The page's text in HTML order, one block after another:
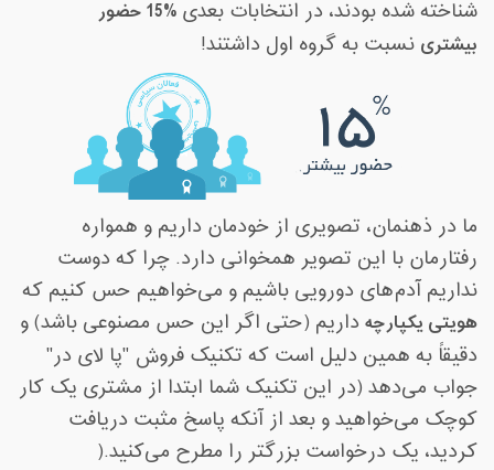
شناخته شده بودند، در انتخابات بعدی
15% حضور
بیشتری نسبت به گروه اول داشتند!
ما در ذهنمان، تصویری از خودمان داریم و همواره
رفتارمان با این تصویر همخوانی دارد. چرا که دوست
نداریم آدم‌های دورویی باشیم و می‌خواهیم حس کنیم که
هویتی یکپارچه داریم (حتی اگر این حس مصنوعی باشد) و
دقیقاً به همین دلیل است که تکنیک فروش "پا لای در"
جواب می‌دهد (در این تکنیک شما ابتدا از مشتری یک کار
کوچک می‌خواهید و بعد از آنکه پاسخ مثبت دریافت
کردید، یک درخواست بزرگتر را مطرح می‌کنید).